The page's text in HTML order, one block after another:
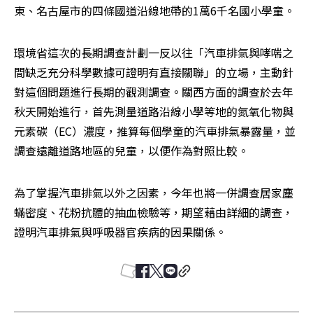
東、名古屋市的四條國道沿線地帶的1萬6千名國小學童。
環境省這次的長期調查計劃一反以往「汽車排氣與哮喘之
間缺乏充分科學數據可證明有直接關聯」的立場，主動針
對這個問題進行長期的觀測調查。關西方面的調查於去年
秋天開始進行，首先測量道路沿線小學等地的氮氧化物與
元素碳（EC）濃度，推算每個學童的汽車排氣暴露量，並
調查遠離道路地區的兒童，以便作為對照比較。
為了掌握汽車排氣以外之因素，今年也將一併調查居家塵
蟎密度、花粉抗體的抽血檢驗等，期望藉由詳細的調查，
證明汽車排氣與呼吸器官疾病的因果關係。